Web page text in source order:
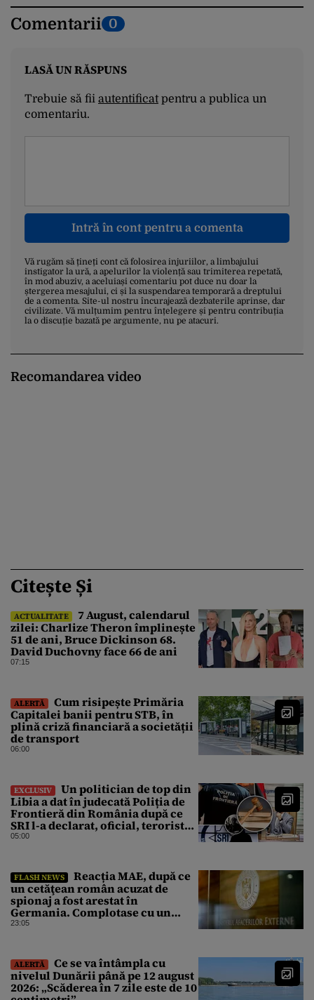
Comentarii 0
LASĂ UN RĂSPUNS
Trebuie să fii autentificatpentru a publica un
comentariu.
Intră în cont pentru a comenta
Vă rugăm să țineți cont că folosirea injuriilor, a limbajului
instigator la ură, a apelurilor la violență sau trimiterea repetată,
în mod abuziv, a aceluiași comentariu pot duce nu doar la
ștergerea mesajului, ci și la suspendarea temporară a dreptului
de a comenta. Site-ul nostru încurajează dezbaterile aprinse, dar
civilizate. Vă mulțumim pentru înțelegere și pentru contribuția
la o discuție bazată pe argumente, nu pe atacuri.
Recomandarea video
Citește Și
ACTUALITATE
7 August, calendarul
zilei: Charlize Theron împlinește
51 de ani, Bruce Dickinson 68.
David Duchovny face 66 de ani
07:15
ALERTĂ
Cum risipește Primăria
Capitalei banii pentru STB, în
plină criză financiară a societății
de transport
06:00
EXCLUSIV
Un politician de top din
Libia a dat în judecată Poliția de
Frontieră din România după ce
SRI l-a declarat, oficial, terorist
ISIS
05:00
FLASH NEWS
Reacția MAE, după ce
un cetăţean român acuzat de
spionaj a fost arestat în
Germania. Complotase cu un
ucrainean ca să asasineze un
23:05
ALERTĂ
Ce se va întâmpla cu
nivelul Dunării până pe 12 august
2026: „Scăderea în 7 zile este de 10